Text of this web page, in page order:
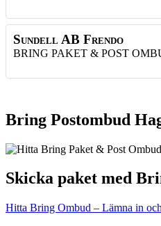
Sundell AB Frendo
BRING PAKET & POST
Bring Postombud
Skicka paket med
Hitta Bring Ombud – Lämna in